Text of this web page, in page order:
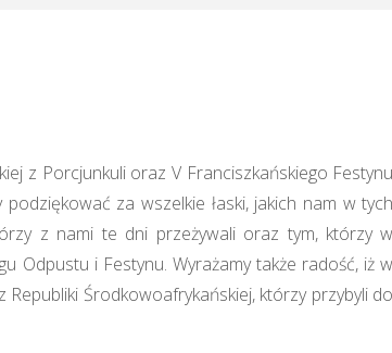
z Porcjunkuli oraz V Franciszkańskiego Festynu
za wszelkie łaski, jakich nam w tych
z nami te dni przeżywali oraz tym, którzy w
Odpustu i Festynu. Wyrażamy także radość, iż w
Środkowoafrykańskiej, którzy przybyli do